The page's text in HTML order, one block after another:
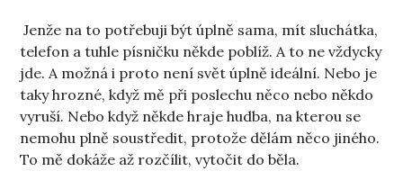
Jenže na to potřebuji být úplně sama, mít sluchátka,
telefon a tuhle písničku někde poblíž. A to ne vždycky
jde. A možná i proto není svět úplně ideální. Nebo je
taky hrozné, když mě při poslechu něco nebo někdo
vyruší. Nebo když někde hraje hudba, na kterou se
nemohu plně soustředit, protože dělám něco jiného.
To mě dokáže až rozčílit, vytočit do běla.